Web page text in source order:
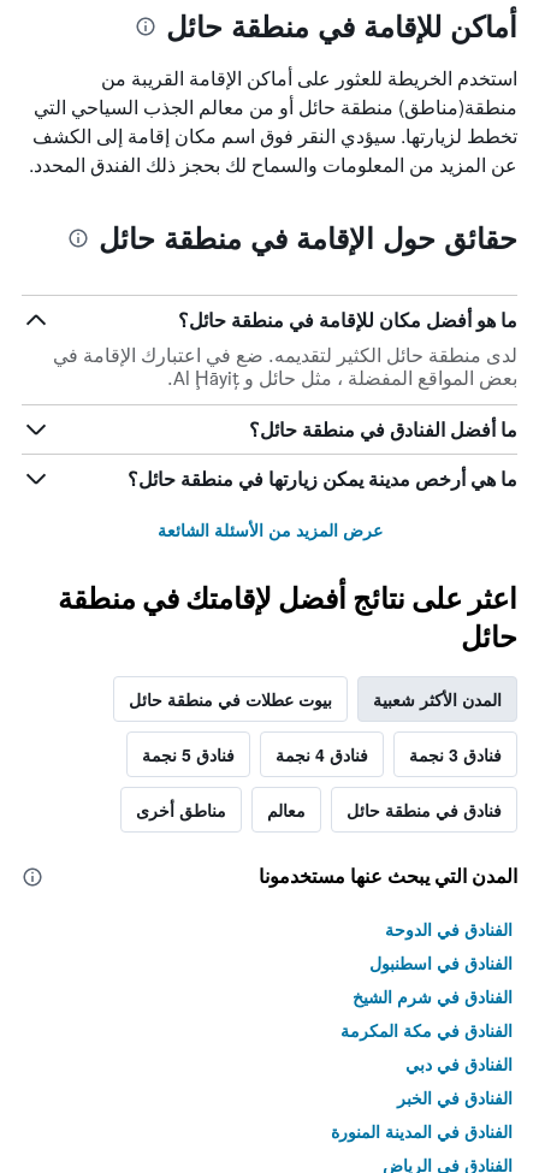
أماكن للإقامة في منطقة حائل
استخدم الخريطة للعثور على أماكن الإقامة القريبة من
منطقة(مناطق) منطقة حائل أو من معالم الجذب السياحي التي
تخطط لزيارتها. سيؤدي النقر فوق اسم مكان إقامة إلى الكشف
عن المزيد من المعلومات والسماح لك بحجز ذلك الفندق المحدد.
حقائق حول الإقامة في منطقة حائل
ما هو أفضل مكان للإقامة في منطقة حائل؟
لدى منطقة حائل الكثير لتقديمه. ضع في اعتبارك الإقامة في
بعض المواقع المفضلة ، مثل حائل و Al Ḩāyiţ.
ما أفضل الفنادق في منطقة حائل؟
ما هي أرخص مدينة يمكن زيارتها في منطقة حائل؟
عرض المزيد من الأسئلة الشائعة
اعثر على نتائج أفضل لإقامتك في منطقة
حائل
المدن الأكثر شعبية بيوت عطلات في منطقة حائل
فنادق 3 نجمة فنادق 4 نجمة فنادق 5 نجمة
فنادق في منطقة حائل معالم مناطق أخرى
المدن التي يبحث عنها مستخدمونا
الفنادق في الدوحة
الفنادق في اسطنبول
الفنادق في شرم الشيخ
الفنادق في مكة المكرمة
الفنادق في دبي
الفنادق في الخبر
الفنادق في المدينة المنورة
الفنادق في الرياض